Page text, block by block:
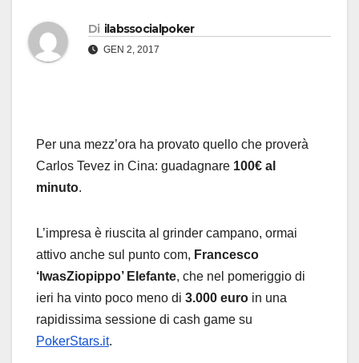
Di ilabssocialpoker
GEN 2, 2017
Per una mezz’ora ha provato quello che proverà
Carlos Tevez in Cina: guadagnare 100€ al
minuto.
L’impresa è riuscita al grinder campano, ormai
attivo anche sul punto com, Francesco
‘IwasZiopippo’ Elefante, che nel pomeriggio di
ieri ha vinto poco meno di 3.000 euro in una
rapidissima sessione di cash game su
PokerStars.it.